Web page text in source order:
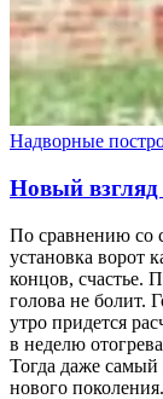
Надворные
Новый взгляд
По сравнению со
установка ворот
концов, счастье.
голова не болит.
утро придется
в неделю
Тогда даже самый
нового поколения.